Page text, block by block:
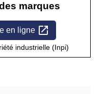
marques
en ligne open_in_new
industrielle (Inpi)